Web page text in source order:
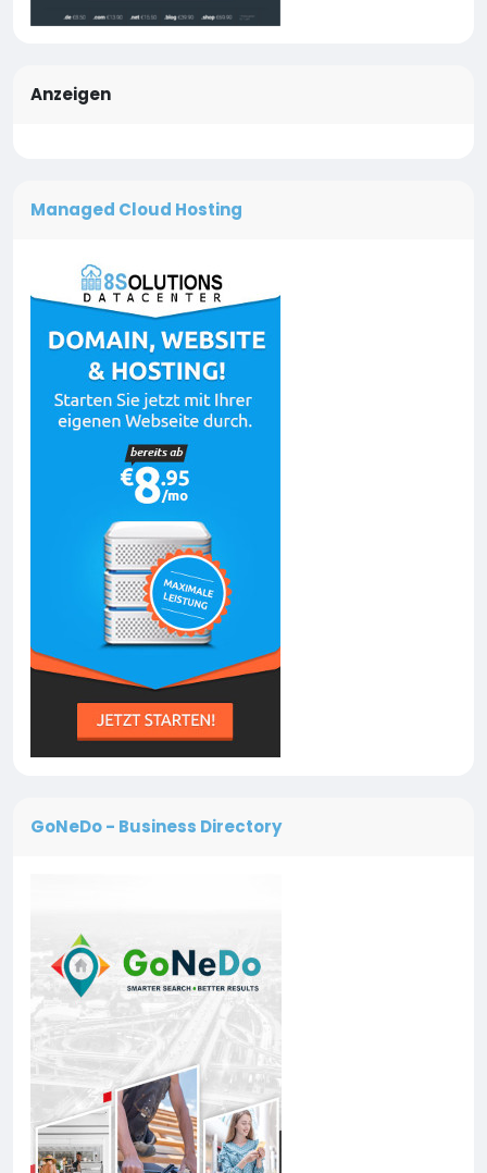
Anzeigen
Managed Cloud Hosting
GoNeDo - Business Directory